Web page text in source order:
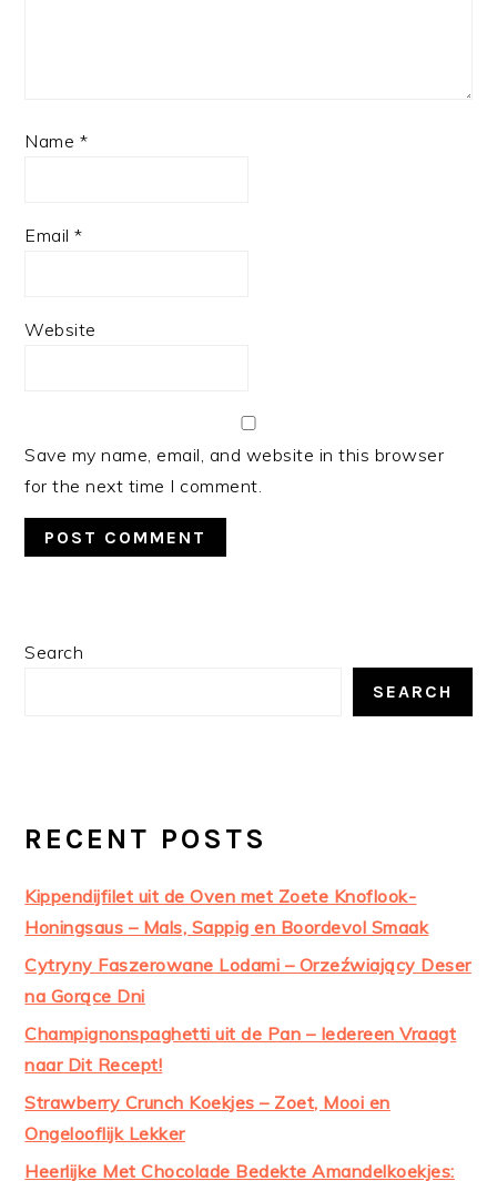
Name *
Email*
Website
Save my name, email, and website in this browser
for the next time I comment.
PRIMARY
Search
SEARCH
RECENT POSTS
Kippendijfilet uit de Oven met Zoete Knoflook-
Honingsaus – Mals, Sappig en Boordevol Smaak
Cytryny Faszerowane Lodami – Orzeźwiający Deser
na Gorące Dni
Champignonspaghetti uit de Pan – Iedereen Vraagt
naar Dit Recept!
Strawberry Crunch Koekjes – Zoet, Mooi en
Ongelooflijk Lekker
Heerlijke Met Chocolade Bedekte Amandelkoekjes: